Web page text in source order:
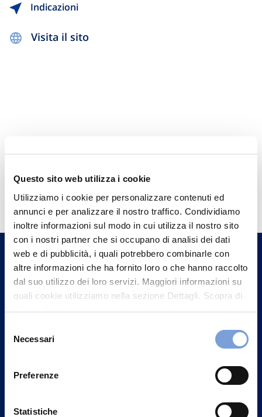
Questo sito web utilizza i cookie
Utilizziamo i cookie per personalizzare contenuti ed
annunci e per analizzare il nostro traffico. Condividiamo
inoltre informazioni sul modo in cui utilizza il nostro sito
con i nostri partner che si occupano di analisi dei dati
web e di pubblicità, i quali potrebbero combinarle con
altre informazioni che ha fornito loro o che hanno raccolto
dal suo utilizzo dei loro servizi. Maggiori informazioni su
quali cookie utilizziamo nella sezione Dettagli. Scopra di
più su chi siamo, come può contattarci e come trattiamo i
può trovare nel footer del sito nella sezione "Informativa
delNecessari
Preferenze
Statistiche
Indicazioni
Visita il sito
Hai bisogno di
informazioni?
Trova l'Agenzia più vicina a te e parla con
un nostro Agente.
Contattaci